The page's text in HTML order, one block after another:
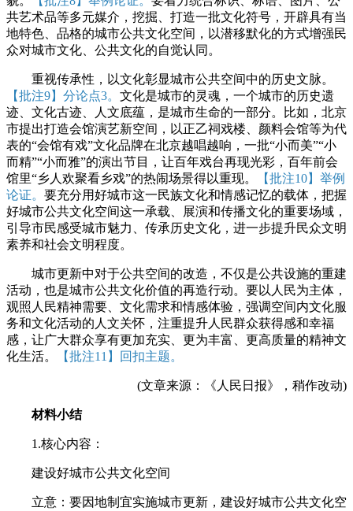
共艺术品等多元媒介，挖掘、打造一批文化符号，开辟具有当
地特色、品格的城市公共文化空间，以潜移默化的方式增强民
众对城市文化、公共文化的自觉认同。
重视传承性，以文化彰显城市公共空间中的历史文脉。
【批注9】分论点3。 文化是城市的灵魂，一个城市的历史遗
迹、文化古迹、人文底蕴，是城市生命的一部分。比如，北京
市提出打造会馆演艺新空间，以正乙祠戏楼、颜料会馆等为代
表的“会馆有戏”文化品牌在北京越唱越响，一批“小而美”“小
而精”“小而雅”的演出节目，让百年戏台再现光彩，百年前会
馆里“乡人欢聚看乡戏”的热闹场景得以重现。
【批注10】举例
论证。 要充分用好城市这一民族文化和情感记忆的载体，把握
好城市公共文化空间这一承载、展演和传播文化的重要场域，
引导市民感受城市魅力、传承历史文化，进一步提升民众文明
素养和社会文明程度。
城市更新中对于公共空间的改造，不仅是公共设施的重建
活动，也是城市公共文化价值的再造行动。要以人民为主体，
观照人民精神需要、文化需求和情感体验，强调空间内文化服
务和文化活动的人文关怀，注重提升人民群众获得感和幸福
感，让广大群众享有更加充实、更为丰富、更高质量的精神文
化生活。
【批注11】回扣主题。
(文章来源：《人民日报》，稍作改动)
材料小结
1.核心内容：
建设好城市公共文化空间
立意：要因地制宜实施城市更新，建设好城市公共文化空